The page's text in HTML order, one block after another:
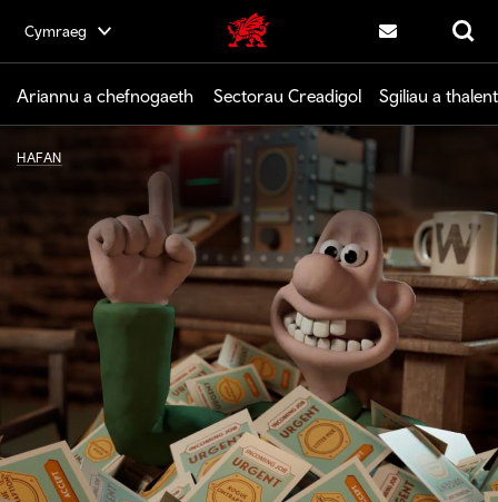
main
content
Cymraeg Cymru Greadigol homeCysylltwch â niChwilio
Ariannu a chefnogaeth Sectorau Creadigol Sgiliau a thalent
HAFAN